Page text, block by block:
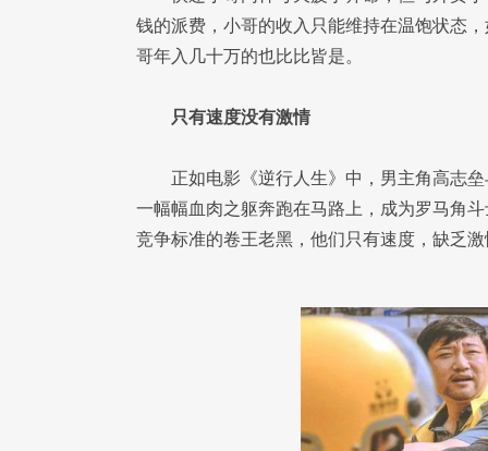
钱的派费，小哥的收入只能维持在温饱状态
哥年入几十万的也比比皆是。
只有速度没有激情
正如电影《逆行人生》中，男主角高志
一幅幅血肉之躯奔跑在马路上，成为罗马角
竞争标准的卷王老黑，他们只有速度，缺乏